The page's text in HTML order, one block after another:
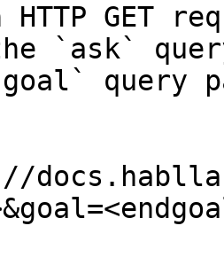
HTTP GET
`ask`
query